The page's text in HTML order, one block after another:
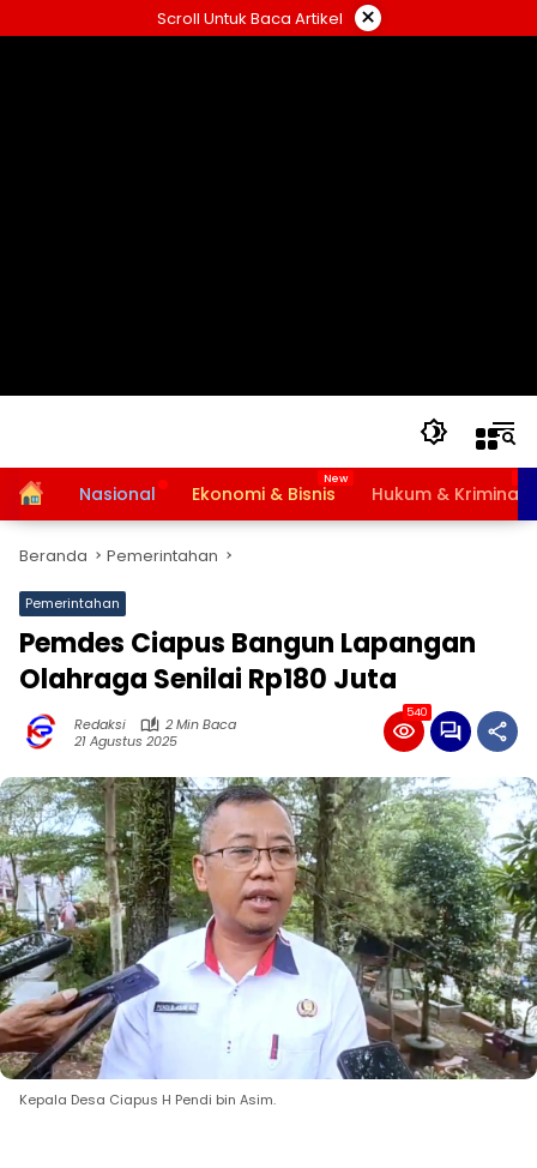
ke
Scroll Untuk Baca Artikel ×
HomeNasional Ekonomi & Bisnis Hukum & Kriminal
Beranda Pemerintahan
Pemerintahan
Pemdes Ciapus Bangun Lapangan
Olahraga Senilai Rp180 Juta
Redaksi
2 Min Baca
21 Agustus 2025
540
Kepala Desa Ciapus H Pendi bin Asim.